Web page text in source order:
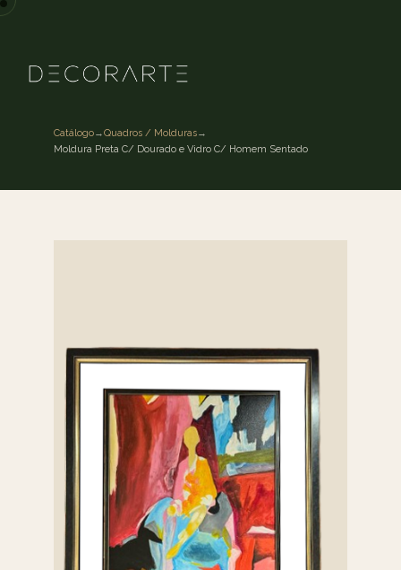
Catálogo→Quadros / Molduras→
Moldura Preta C/ Dourado e Vidro C/ Homem Sentado